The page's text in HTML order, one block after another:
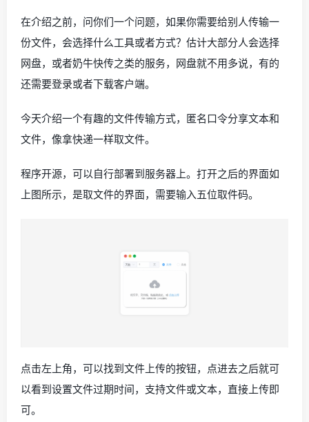
在介绍之前，问你们一个问题，如果你需要给别人传输一
份文件，会选择什么工具或者方式？估计大部分人会选择
网盘，或者奶牛快传之类的服务，网盘就不用多说，有的
还需要登录或者下载客户端。
今天介绍一个有趣的文件传输方式，匿名口令分享文本和
文件，像拿快递一样取文件。
程序开源，可以自行部署到服务器上。打开之后的界面如
上图所示，是取文件的界面，需要输入五位取件码。
点击左上角，可以找到文件上传的按钮，点进去之后就可
以看到设置文件过期时间，支持文件或文本，直接上传即
可。